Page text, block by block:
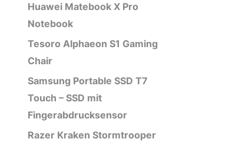
Huawei Matebook X Pro
Notebook
Tesoro Alphaeon S1 Gaming
Chair
Samsung Portable SSD T7
Touch – SSD mit
Fingerabdrucksensor
Razer Kraken Stormtrooper